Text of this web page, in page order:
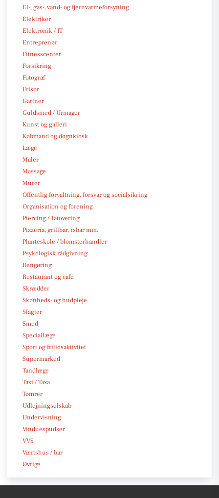
El-, gas-, vand- og fjernvarmeforsyning
Elektriker
Elektronik / IT
Entreprenør
Fitnesscenter
Forsikring
Fotograf
Frisør
Gartner
Guldsmed / Urmager
Kunst og galleri
Købmand og døgnkiosk
Læge
Maler
Massage
Murer
Offentlig forvaltning, forsvar og socialsikring
Organisation og forening
Piercing / Tatovering
Pizzeria, grillbar, isbar mm.
Planteskole / blomsterhandler
Psykologisk rådgivning
Rengøring
Restaurant og café
Skrædder
Skønheds- og hudpleje
Slagter
Smed
Speciallæge
Sport og fritidsaktivitet
Supermarked
Tandlæge
Taxi / Taxa
Tømrer
Udlejningselskab
Undervisning
Vinduespudser
VVS
Værtshus / bar
Øvrige